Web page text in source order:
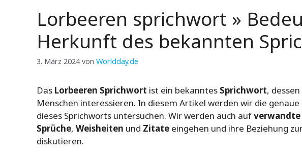
Lorbeeren sprichwort »
Herkunft des bekannten
3. März 2024 von Worldday.de
Das Lorbeeren Sprichwort ist ein bekanntes Sprichwort, dessen
Menschen interessieren. In diesem Artikel werden wir die genaue
dieses Sprichworts untersuchen. Wir werden auch aufverwandte
Sprüche, Weisheiten und Zitate eingehen und ihre Beziehung
diskutieren.